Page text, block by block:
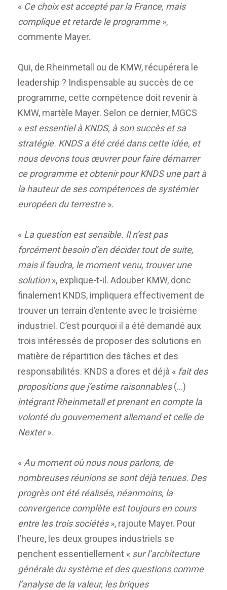
« Ce choix est accepté par la France, mais
complique et retarde le programme»,
commente Mayer.
Qui, de Rheinmetall ou de KMW, récupérera le
leadership ? Indispensable au succès de ce
programme, cette compétence doit revenir à
KMW, martèle Mayer. Selon ce dernier, MGCS
« est essentiel à KNDS, à son succès et sa
stratégie. KNDS a été créé dans cette idée, et
nous devons tous œuvrer pour faire démarrer
ce programme et obtenir pour KNDS une part à
la hauteur de ses compétences de systémier
européen du terrestre».
« La question est sensible. Il n’est pas
forcément besoin d’en décider tout de suite,
mais il faudra, le moment venu, trouver une
solution», explique-t-il. Adouber KMW, donc
finalement KNDS, impliquera effectivement de
trouver un terrain d’entente avec le troisième
industriel. C’est pourquoi il a été demandé aux
trois intéressés de proposer des solutions en
matière de répartition des tâches et des
responsabilités. KNDS a d’ores et déjà « fait des
propositions que j’estime raisonnables(…)
intégrant Rheinmetall et prenant en compte la
volonté du gouvernement allemand et celle de
Nexter».
« Au moment où nous nous parlons, de
nombreuses réunions se sont déjà tenues. Des
progrès ont été réalisés, néanmoins, la
convergence complète est toujours en cours
entre les trois sociétés», rajoute Mayer. Pour
l’heure, les deux groupes industriels se
penchent essentiellement « sur l’architecture
générale du système et des questions comme
l’analyse de la valeur, les briques